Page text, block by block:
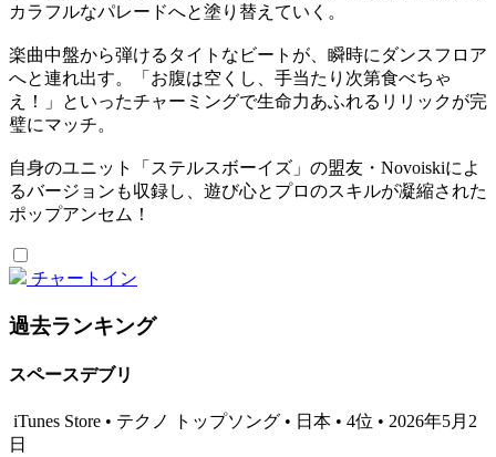
カラフルなパレードへと塗り替えていく。
楽曲中盤から弾けるタイトなビートが、瞬時にダンスフロア
へと連れ出す。「お腹は空くし、手当たり次第食べちゃ
え！」といったチャーミングで生命力あふれるリリックが完
璧にマッチ。
自身のユニット「ステルスボーイズ」の盟友・Novoiskiによ
るバージョンも収録し、遊び心とプロのスキルが凝縮された
ポップアンセム！
チャートイン
過去ランキング
スペースデブリ
iTunes Store • テクノ トップソング • 日本 • 4位 • 2026年5月2
日